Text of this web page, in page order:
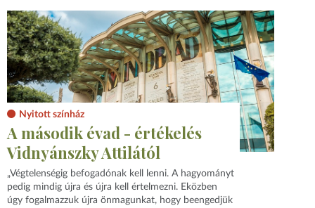
Nyitott színház
A második évad - értékelés
Vidnyánszky Attilától
„Végtelenségig befogadónak kell lenni. A hagyományt
pedig mindig újra és újra kell értelmezni. Eközben
úgy fogalmazzuk újra önmagunkat, hogy beengedjük